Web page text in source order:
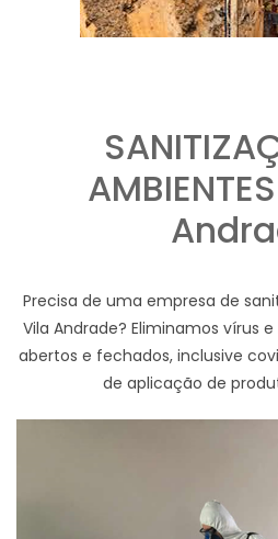
Precisa de uma empresa de
Vila Andrade? Eliminamos vírus
abertos e fechados, inclusive
de aplicação de